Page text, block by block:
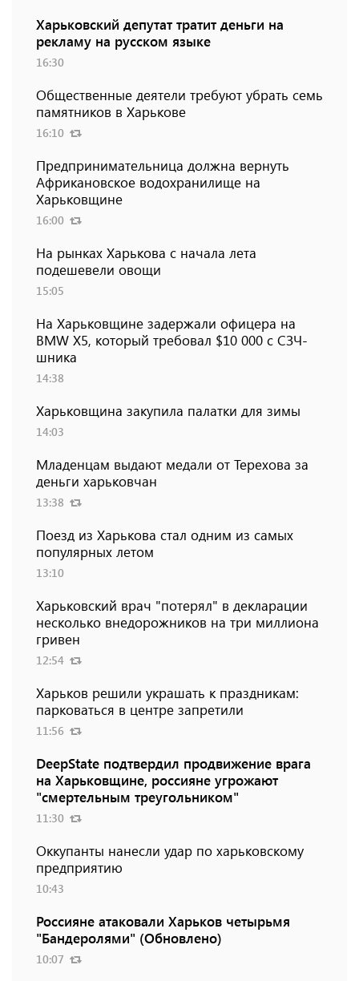
Харьковский депутат тратит деньги на
рекламу на русском языке
16:30
Общественные деятели требуют убрать семь
памятников в Харькове
16:10
Предпринимательница должна вернуть
Африкановское водохранилище на
Харьковщине
16:00
На рынках Харькова с начала лета
подешевели овощи
15:05
На Харьковщине задержали офицера на
BMW Х5, который требовал $10 000 с СЗЧ-
шника
14:38
Харьковщина закупила палатки для зимы
14:03
Младенцам выдают медали от Терехова за
деньги харьковчан
13:38
Поезд из Харькова стал одним из самых
популярных летом
13:10
Харьковский врач "потерял" в декларации
несколько внедорожников на три миллиона
гривен
12:54
Харьков решили украшать к праздникам:
парковаться в центре запретили
11:56
DeepState подтвердил продвижение врага
на Харьковщине, россияне угрожают
"смертельным треугольником"
11:30
Оккупанты нанесли удар по харьковскому
предприятию
10:43
Россияне атаковали Харьков четырьмя
"Бандеролями" (Обновлено)
10:07